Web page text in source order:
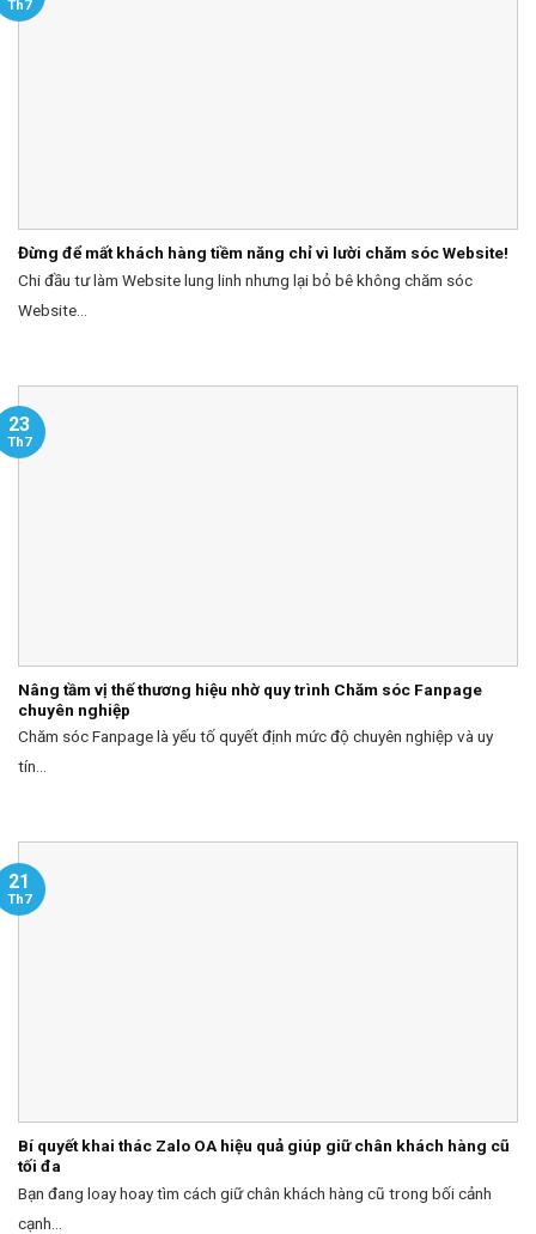
Đừng để mất khách hàng tiềm năng chỉ vì lười chăm sóc Website!
Chi đầu tư làm Website lung linh nhưng lại bỏ bê không chăm sóc
Website...
Th7
Nâng tầm vị thế thương hiệu nhờ quy trình Chăm sóc Fanpage
chuyên nghiệp
Chăm sóc Fanpage là yếu tố quyết định mức độ chuyên nghiệp và uy
tín...
23
Th7
Bí quyết khai thác Zalo OA hiệu quả giúp giữ chân khách hàng cũ
tối đa
Bạn đang loay hoay tìm cách giữ chân khách hàng cũ trong bối cảnh
cạnh...
21
Th7